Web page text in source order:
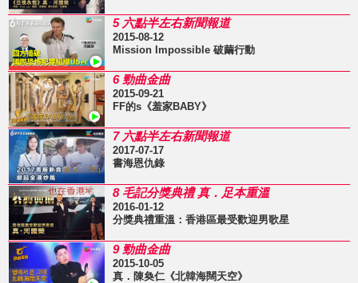
5 六點半左右新聞報道
2015-08-12
Mission Impossible 破繭行動
6 勁曲金曲
2015-09-21
FF的s《羞家BABY》
7 六點半左右新聞報道
2017-07-17
書海恩仇錄
8 毛記分獎典禮 真．足本重溫
2016-01-12
分獎典禮重溫：香港區最受歡迎男歌星
9 勁曲金曲
2015-10-05
真．陳奐仁《北韓海闊天空》